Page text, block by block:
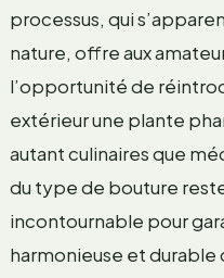
processus, qui
nature, offre aux
l’opportunité de
extérieur une plante
autant culinaires que
du type de bouture
incontournable pour
harmonieuse et durable